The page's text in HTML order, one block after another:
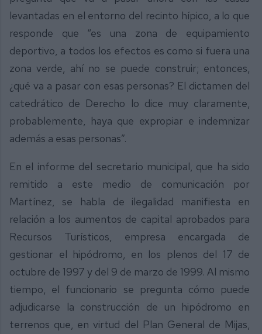
levantadas en el entorno del recinto hípico, a lo que
responde que “es una zona de equipamiento
deportivo, a todos los efectos es como si fuera una
zona verde, ahí no se puede construir; entonces,
¿qué va a pasar con esas personas? El dictamen del
catedrático de Derecho lo dice muy claramente,
probablemente, haya que expropiar e indemnizar
además a esas personas”.
En el informe del secretario municipal, que ha sido
remitido a este medio de comunicación por
Martínez, se habla de ilegalidad manifiesta en
relación a los aumentos de capital aprobados para
Recursos Turísticos, empresa encargada de
gestionar el hipódromo, en los plenos del 17 de
octubre de 1997 y del 9 de marzo de 1999. Al mismo
tiempo, el funcionario se pregunta cómo puede
adjudicarse la construcción de un hipódromo en
terrenos que, en virtud del Plan General de Mijas,